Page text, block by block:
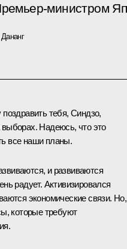
министром
Дананг
тебя, Синдзо,
Надеюсь, что это
все наши планы.
и развиваются
радует. Активизировался
экономические связи. Но,
которые требуют